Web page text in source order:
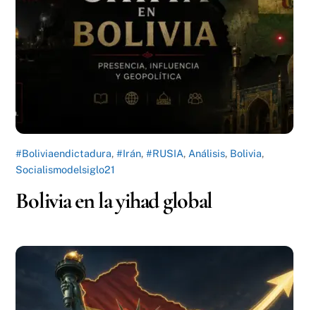
#Boliviaendictadura,#Irán,#RUSIA, Análisis, Bolivia,
Socialismodelsiglo21
Bolivia en la yihad global